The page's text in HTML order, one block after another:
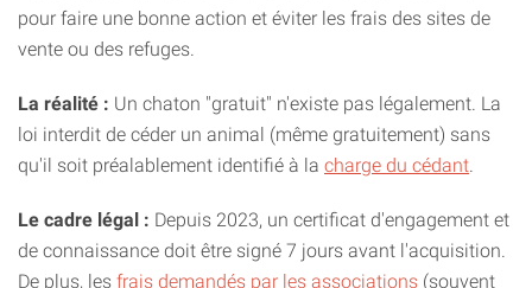
pour faire une bonne action et éviter les frais des sites de
vente ou des refuges.
La réalité : Un chaton "gratuit" n'existe pas légalement. La
loi interdit de céder un animal (même gratuitement) sans
qu'il soit préalablement identifié à la charge du cédant
Le cadre légal : Depuis 2023, un certificat d'engagement et
de connaissance doit être signé 7 jours avant l'acquisition.
De plus, les frais demandés par les associations (souvent